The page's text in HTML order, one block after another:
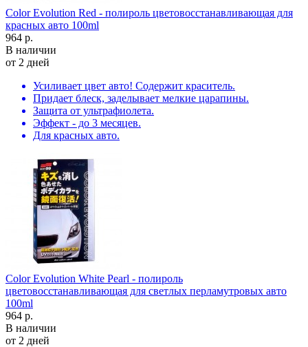
Color Evolution Red - полироль цветовосстанавливающая для
красных авто 100ml
964 р.
В наличии
от 2 дней
Усиливает цвет авто! Содержит краситель.
Придает блеск, заделывает мелкие царапины.
Защита от ультрафиолета.
Эффект - до 3 месяцев.
Для красных авто.
Color Evolution White Pearl - полироль
цветовосстанавливающая для светлых перламутровых авто
100ml
964 р.
В наличии
от 2 дней